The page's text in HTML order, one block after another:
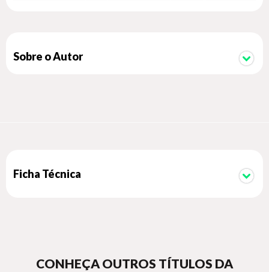
intenso e urgente.
Sobre o Autor
Ficha Técnica
CONHEÇA OUTROS TÍTULOS DA